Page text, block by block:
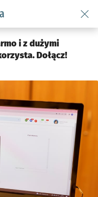
Dla mieszkańca
i z dużymi
Dołącz!